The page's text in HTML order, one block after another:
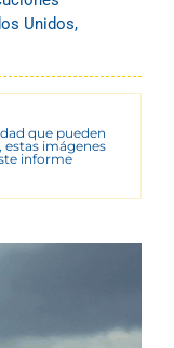
Unidos,
que pueden
estas imágenes
informe